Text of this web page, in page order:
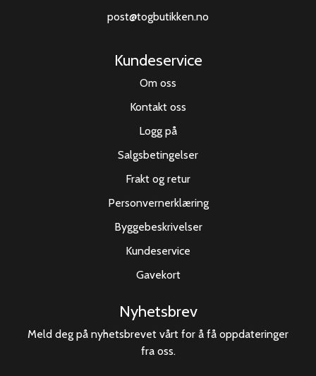
post@togbutikken.no
Kundeservice
Om oss
Kontakt oss
Logg på
Salgsbetingelser
Frakt og retur
Personvernerklæring
Byggebeskrivelser
Kundeservice
Gavekort
Nyhetsbrev
Meld deg på nyhetsbrevet vårt for å få oppdateringer
fra oss.